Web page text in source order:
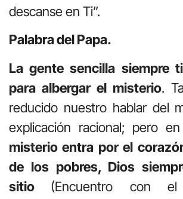
descanse en Ti”.
Palabra del Papa.
La gente sencilla siempre
para albergar el misterio.
reducido nuestro hablar del
explicación racional; pero
mis­terio entra por el
de los pobres, Dios
sitio (Encuentro con el